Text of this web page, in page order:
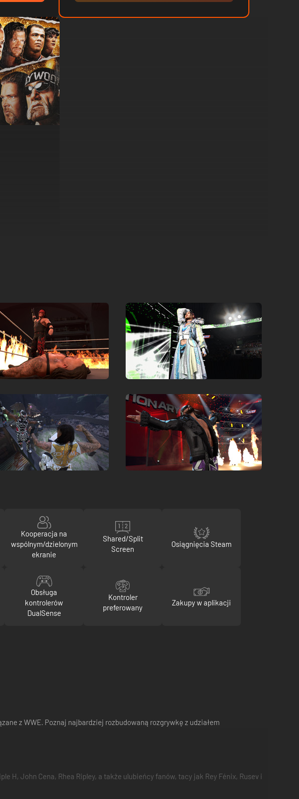
Kooperacja na
wspólnym/dzielonym
ekranie
Shared/Split
Screen
Osiągnięcia Steam
Obsługa
kontrolerów
DualSense
Kontroler
preferowany
Zakupy w aplikacji
z WWE. Poznaj najbardziej rozbudowaną rozgrywkę z udziałem
H, John Cena, Rhea Ripley, a także ulubieńcy fanów, tacy jak Rey Fénix, Rusev i